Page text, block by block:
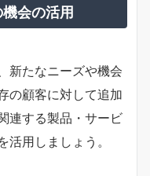
会の活用
新たなニーズや機会
の顧客に対して追加
連する製品・サービ
活用しましょう。